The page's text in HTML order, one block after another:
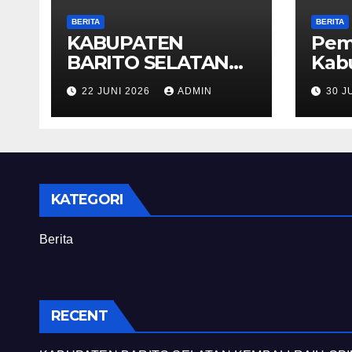
BERITA
KABUPATEN
BARITO SELATAN
KEMBALI RAIH
OPINI WTP DARI
BPK 2025
22 JUNI 2026 ADMIN
BERITA
30
KATEGORI
Berita
RECENT